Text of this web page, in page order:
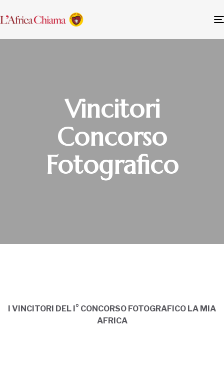
Vincitori
Concorso
Fotografico
I VINCITORI DEL I° CONCORSO FOTOGRAFICO LA MIA
AFRICA